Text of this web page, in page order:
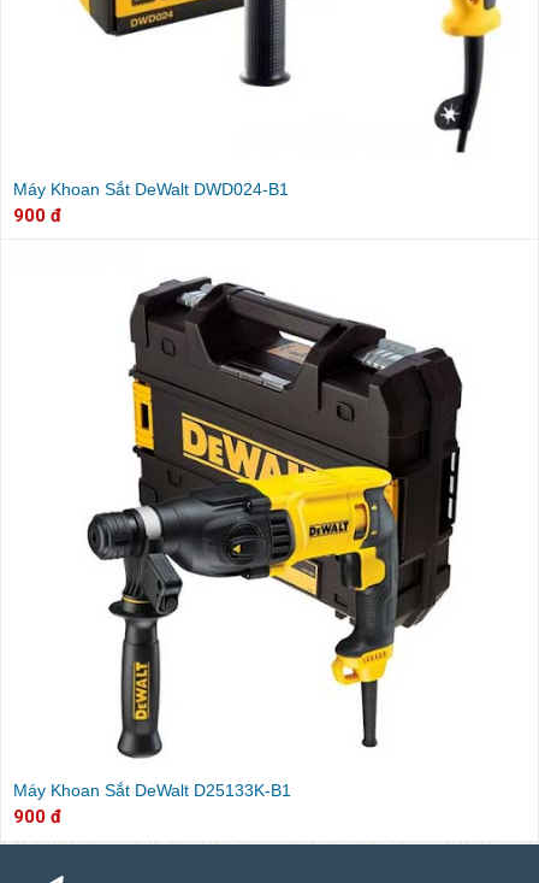
Máy Khoan Sắt DeWalt DWD024-B1
900 đ
Máy Khoan Sắt DeWalt D25133K-B1
900 đ